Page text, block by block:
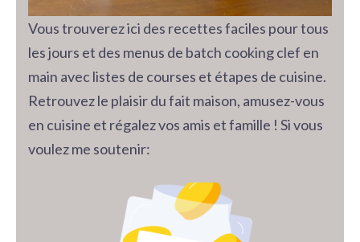
Vous trouverez ici des recettes faciles pour tous
les jours et des menus de batch cooking clef en
main avec listes de courses et étapes de cuisine.
Retrouvez le plaisir du fait maison, amusez-vous
en cuisine et régalez vos amis et famille ! Si vous
voulez me soutenir: